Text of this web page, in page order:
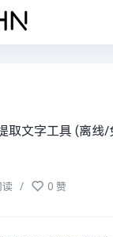
取文字工具 (离线/
读 / 0 赞